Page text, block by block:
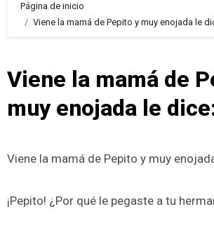
Página de inicio
Viene la mamá de Pepito y muy enojada le
Viene la mamá de
muy enojada le
Viene la mamá de Pepito y muy
¡Pepito! ¿Por qué le pegaste a tu